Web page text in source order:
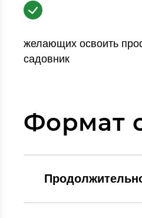
желающих освоить
садовник
Формат